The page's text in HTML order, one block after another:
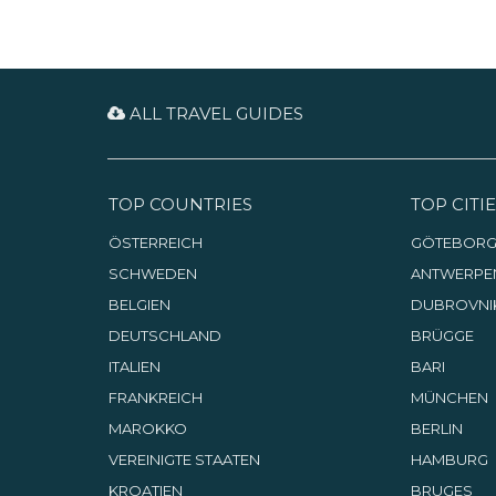
einen Besuch wert.
ALL TRAVEL GUIDES
TOP COUNTRIES
ÖSTERREICH
SCHWEDEN
BELGIEN
DEUTSCHLAND
ITALIEN
FRANKREICH
MAROKKO
VEREINIGTE STAATEN
KROATIEN
TOP
GÖTEBORG
BRÜGGE
BARI
MÜNCHEN
BERLIN
HAMBURG
BRUGES